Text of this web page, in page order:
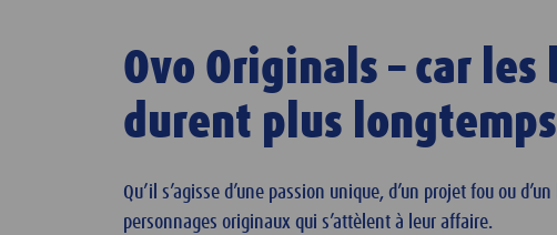
Ovo Originals – car les
durent plus
Qu’il s’agisse d’une passion unique, d’un projet fou ou
personnages originaux qui s’attèlent à leur affaire.